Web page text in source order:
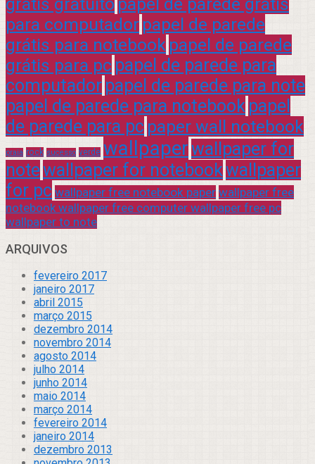
para computador papel de parede
grátis para notebook papel de parede
grátis para pc papel de parede para
computador papel de parede para note
papel de parede para notebook papel
de parede para pc paper wall notebook
praia rock sucesso verde wallpaperwallpaper for
notewallpaper for notebookwallpaper
for pc wallpaper free notebook paper wallpaper free
notebook wallpaper free computer wallpaper free pc
wallpaper to note
ARQUIVOS
fevereiro 2017
janeiro 2017
abril 2015
março 2015
dezembro 2014
novembro 2014
agosto 2014
julho 2014
junho 2014
maio 2014
março 2014
fevereiro 2014
janeiro 2014
dezembro 2013